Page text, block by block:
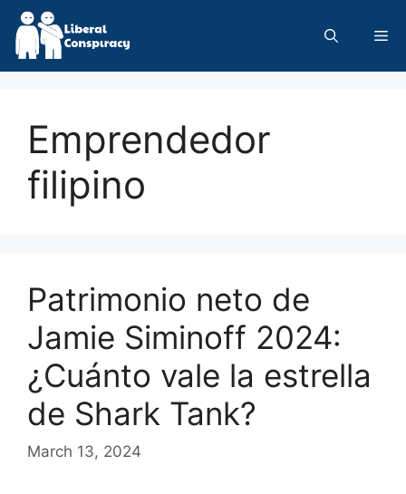
Skip
content
Emprendedor
filipino
Patrimonio neto de
Jamie Siminoff 2024:
¿Cuánto vale la estrella
de Shark Tank?
March 13, 2024